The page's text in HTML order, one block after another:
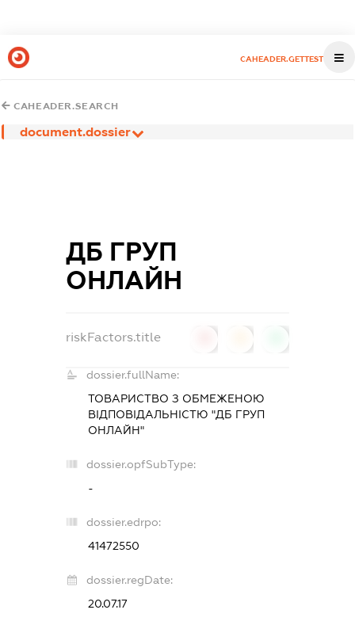
CAHEADER.GETTEST
CAHEADER.SEARCH
document.dossier
ДБ ГРУП
ОНЛАЙН
riskFactors.title
dossier.fullName:
ТОВАРИСТВО З ОБМЕЖЕНОЮ
ВІДПОВІДАЛЬНІСТЮ "ДБ ГРУП
ОНЛАЙН"
dossier.opfSubType:
-
dossier.edrpo:
41472550
dossier.regDate:
20.07.17